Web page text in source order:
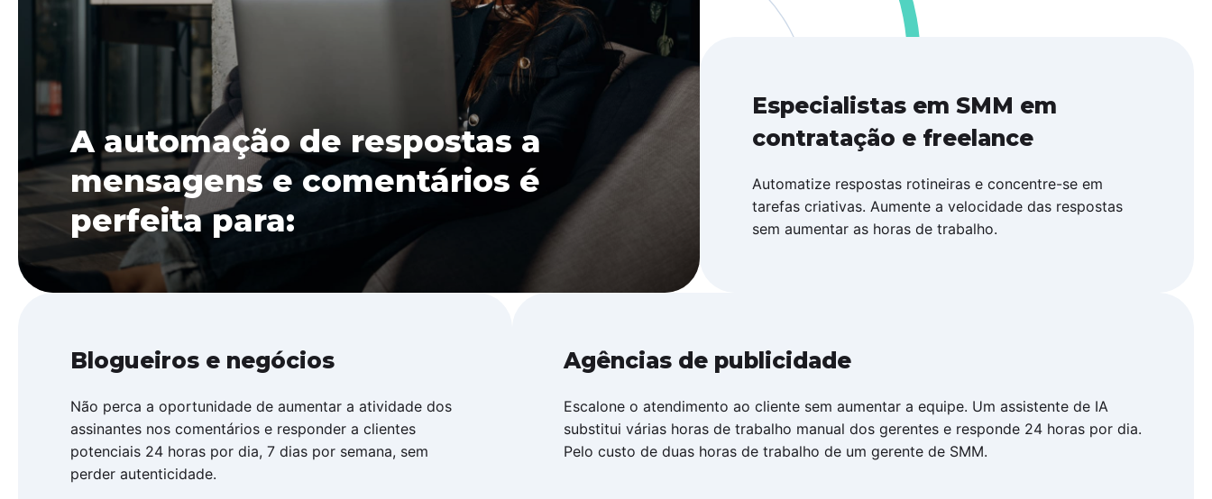
A automação de respostas a
mensagens e comentários é
perfeita para:
Especialistas em SMM em
contratação e freelance
Automatize respostas rotineiras e concentre-se em
tarefas criativas. Aumente a velocidade das respostas
sem aumentar as horas de trabalho.
Blogueiros e negócios
Não perca a oportunidade de aumentar a atividade dos
assinantes nos comentários e responder a clientes
potenciais 24 horas por dia, 7 dias por semana, sem
perder autenticidade.
Agências de publicidade
Escalone o atendimento ao cliente sem aumentar a equipe. Um assistente de IA
substitui várias horas de trabalho manual dos gerentes e responde 24 horas por dia.
Pelo custo de duas horas de trabalho de um gerente de SMM.